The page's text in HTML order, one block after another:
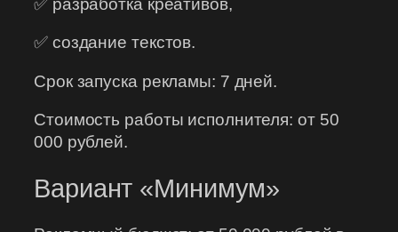
✅ создание текстов.
Срок запуска рекламы: 7 дней.
Стоимость работы исполнителя: от 50
000 рублей.
Вариант «Минимум»